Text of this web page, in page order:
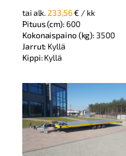
tai alk. 233,56€ / kk
Pituus (cm): 600
Kokonaispaino (kg): 3500
Jarrut: Kyllä
Kippi:Kyllä